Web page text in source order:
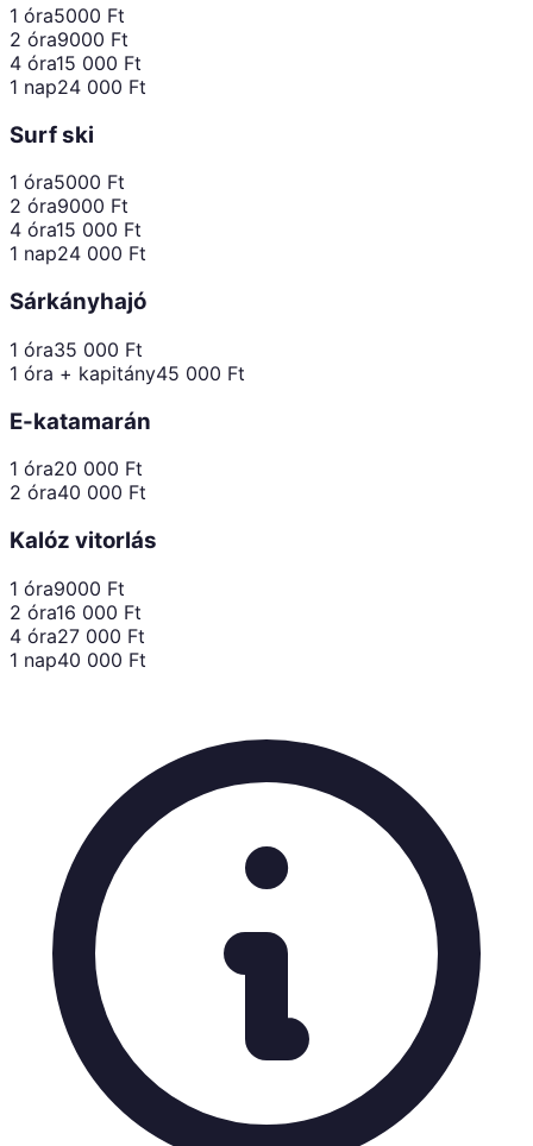
1 óra5000 Ft
2 óra9000 Ft
4 óra15 000 Ft
1 nap24 000 Ft
Surf ski
1 óra5000 Ft
2 óra9000 Ft
4 óra15 000 Ft
1 nap24 000 Ft
Sárkányhajó
1 óra35 000 Ft
1 óra + kapitány45 000 Ft
E-katamarán
1 óra20 000 Ft
2 óra40 000 Ft
Kalóz vitorlás
1 óra9000 Ft
2 óra16 000 Ft
4 óra27 000 Ft
1 nap40 000 Ft